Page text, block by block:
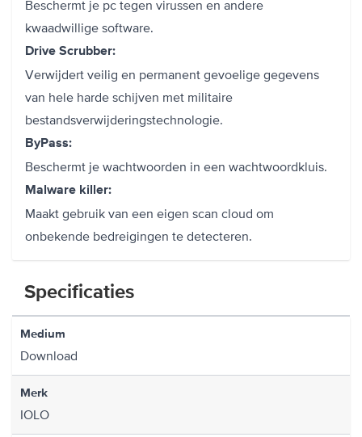
Beschermt je pc tegen virussen en andere
kwaadwillige software.
Drive Scrubber:
Verwijdert veilig en permanent gevoelige gegevens
van hele harde schijven met militaire
bestandsverwijderingstechnologie.
ByPass:
Beschermt je wachtwoorden in een wachtwoordkluis.
Malware killer:
Maakt gebruik van een eigen scan cloud om
onbekende bedreigingen te detecteren.
Specificaties
Medium
Download
Merk
IOLO